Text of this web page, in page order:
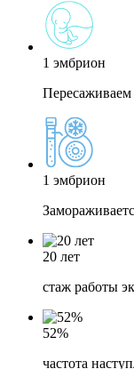
1 эмбрион
1 эмбрион
20 лет
стаж работы
52%
частота